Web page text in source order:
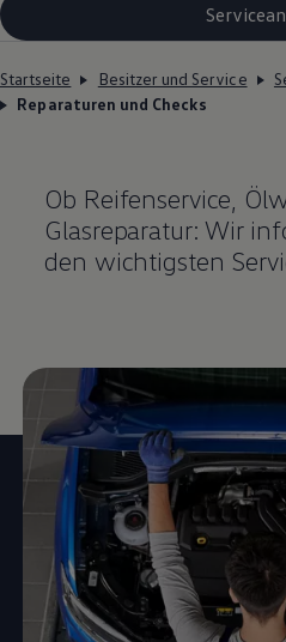
Startseite Besitzer und Service
Reparaturen und Checks
Ob Reifenservice,
Glasreparatur: Wir
den wichtigsten